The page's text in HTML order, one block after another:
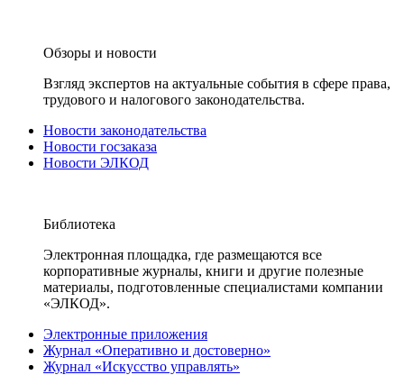
Обзоры и новости
Взгляд экспертов на актуальные события в сфере права,
трудового и налогового законодательства.
Новости законодательства
Новости госзаказа
Новости ЭЛКОД
Библиотека
Электронная площадка, где размещаются все
корпоративные журналы, книги и другие полезные
материалы, подготовленные специалистами компании
«ЭЛКОД».
Электронные приложения
Журнал «Оперативно и достоверно»
Журнал «Искусство управлять»